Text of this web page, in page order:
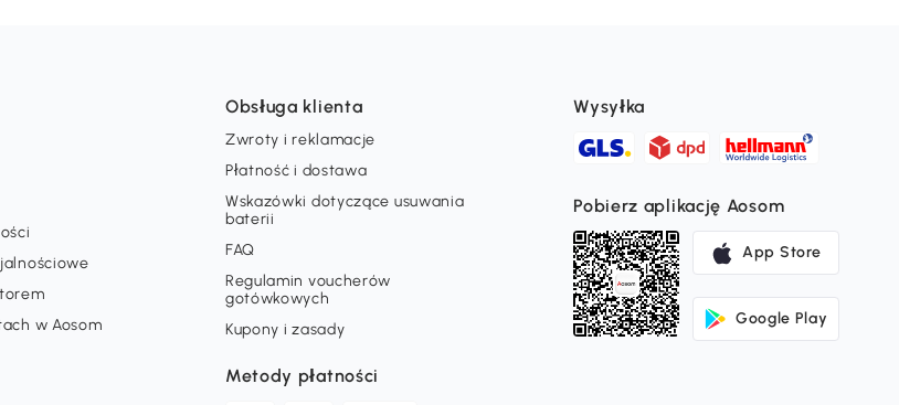
w Aosom
Obsługa klienta
Zwroty i reklamacje
Płatność i dostawa
Wskazówki dotyczące usuwania
baterii
FAQ
Regulamin voucherów
gotówkowych
Kupony i zasady
Metody płatności
Wysyłka
Pobierz aplikację Aosom
App Store
Google Play